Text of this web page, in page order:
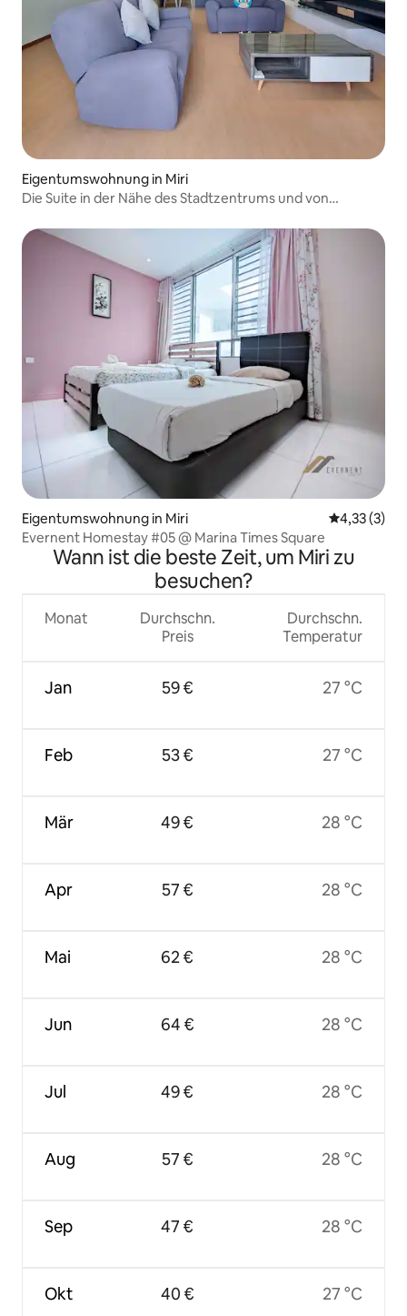
Eigentumswohnung in Miri
Die Suite in der Nähe des Stadtzentrums und von
Eigentumswohnung in Miri
4,33 (3)
Evernent Homestay #05 @ Marina Times Square
Wann ist die beste Zeit, um Miri zu
besuchen?
Monat
Jan
Feb
Mär
Apr
Mai
Jun
Jul
Aug
Sep
Okt
Durchschn.
Preis
59 €
53 €
49 €
57 €
62 €
64 €
49 €
57 €
47 €
40 €
Durchschn.
Temperatur
27 °C
27 °C
28 °C
28 °C
28 °C
28 °C
28 °C
28 °C
28 °C
27 °C